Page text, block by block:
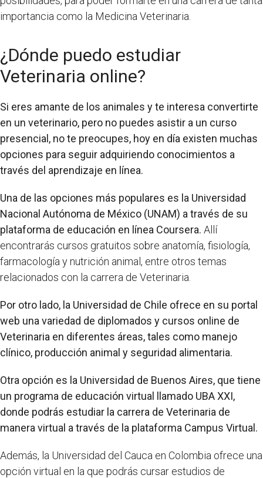
importancia como la Medicina Veterinaria.
¿Dónde puedo estudiar
Veterinaria online?
Si eres amante de los animales y te interesa convertirte
en un veterinario, pero no puedes asistir a un curso
presencial, no te preocupes, hoy en día existen muchas
opciones para seguir adquiriendo conocimientos a
través del aprendizaje en línea.
Una de las opciones más populares es la Universidad
Nacional Autónoma de México (UNAM) a través de su
plataforma de educación en línea Coursera. Allí
encontrarás cursos gratuitos sobre anatomía, fisiología,
farmacología y nutrición animal, entre otros temas
relacionados con la carrera de Veterinaria.
Por otro lado, la Universidad de Chile ofrece en su portal
web una variedad de diplomados y cursos online de
Veterinaria en diferentes áreas, tales como manejo
clínico, producción animal y seguridad alimentaria.
Otra opción es la Universidad de Buenos Aires, que tiene
un programa de educación virtual llamado UBA XXI,
donde podrás estudiar la carrera de Veterinaria de
manera virtual a través de la plataforma Campus Virtual.
Además, la Universidad del Cauca en Colombia ofrece una
opción virtual en la que podrás cursar estudios de